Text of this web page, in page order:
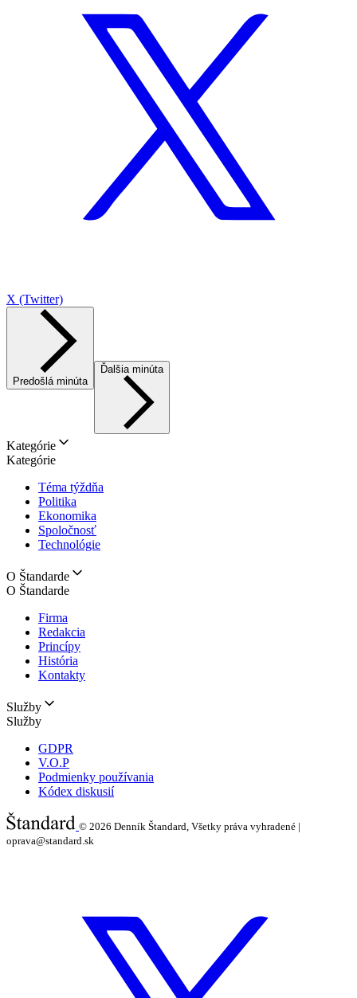
X (Twitter)
Predošlá minúta
Ďalšia minúta
Kategórie
Kategórie
Téma týždňa
Politika
Ekonomika
Spoločnosť
Technológie
O Štandarde
O Štandarde
Firma
Redakcia
Princípy
História
Kontakty
Služby
Služby
GDPR
V.O.P
Podmienky používania
Kódex diskusií
© 2026 Denník Štandard, Všetky práva vyhradené |
oprava@standard.sk